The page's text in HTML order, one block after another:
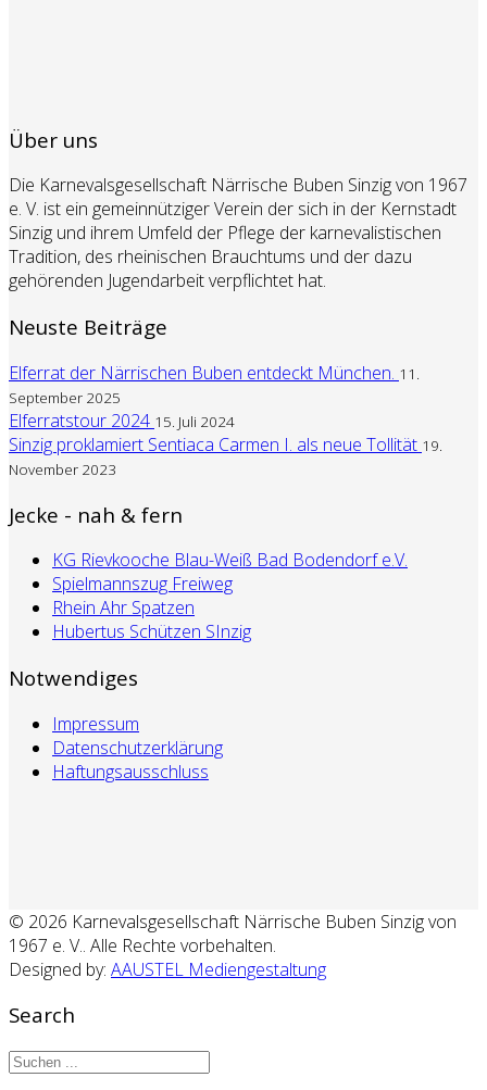
Über uns
Die Karnevalsgesellschaft Närrische Buben Sinzig von 1967
e. V. ist ein gemeinnütziger Verein der sich in der Kernstadt
Sinzig und ihrem Umfeld der Pflege der karnevalistischen
Tradition, des rheinischen Brauchtums und der dazu
gehörenden Jugendarbeit verpflichtet hat.
Neuste Beiträge
Elferrat der Närrischen Buben entdeckt München. 11.
September 2025
Elferratstour 2024 15. Juli 2024
Sinzig proklamiert Sentiaca Carmen I. als neue Tollität 19.
November 2023
Jecke - nah & fern
KG Rievkooche Blau-Weiß Bad Bodendorf e.V.
Spielmannszug Freiweg
Rhein Ahr Spatzen
Hubertus Schützen SInzig
Notwendiges
Impressum
Datenschutzerklärung
Haftungsausschluss
© 2026 Karnevalsgesellschaft Närrische Buben Sinzig von
1967 e. V.. Alle Rechte vorbehalten.
Designed by: AAUSTEL Mediengestaltung
Search